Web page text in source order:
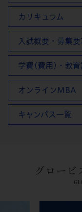
カリキュラム
入試概要・募集要
学費(費用)・教育
オンラインMBA
キャンパス一覧
グロービ